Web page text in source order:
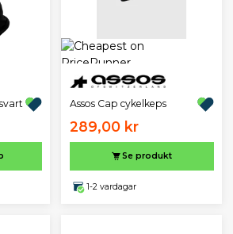
Assos Cap cykelkeps
289,00 kr
Se produkt
1-2 vardagar